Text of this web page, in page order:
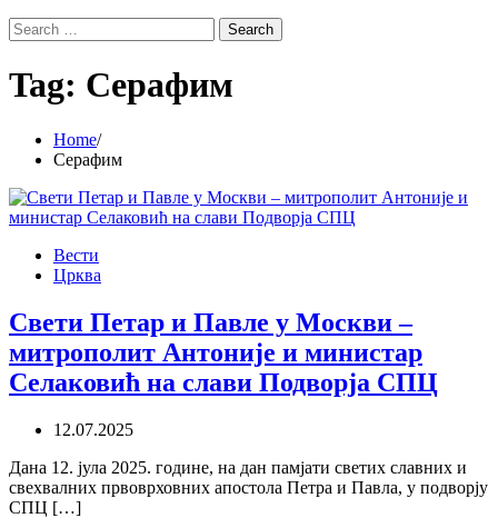
Search
for:
Tag: Серафим
Home
Серафим
Вести
Црква
Свети Петар и Павле у Москви –
митрополит Антоније и министар
Селаковић на слави Подворја СПЦ
12.07.2025
Дана 12. јула 2025. године, на дан памјати светих славних и
свехвалних првоврховних апостола Петра и Павла, у подворју
СПЦ […]